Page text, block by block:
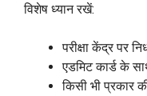
विशेष ध्यान रखें:
परीक्षा केंद्र पर
एडमिट कार्ड के
किसी भी प्रकार